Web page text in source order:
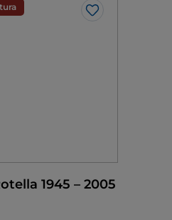
Like
1945 – 2005